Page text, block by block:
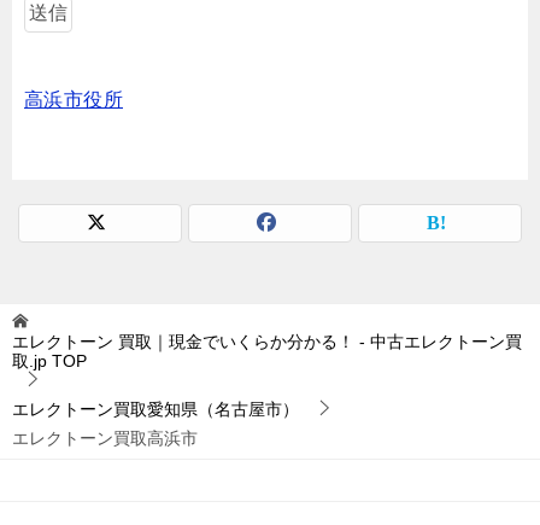
高浜市役所
エレクトーン 買取｜現金でいくらか分かる！ - 中古エレクトーン買
取.jp TOP
エレクトーン買取愛知県（名古屋市）
エレクトーン買取高浜市